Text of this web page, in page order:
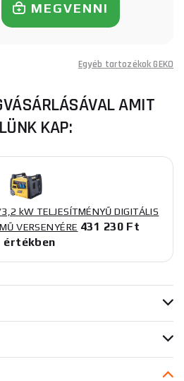
MEGVENNI
Egyéb tartozékok GEKO
AMIT
KAP:
kW TELJESÍTMÉNYŰ DIGITÁLIS
VERSENYÉRE 431 230 Ft
értékben